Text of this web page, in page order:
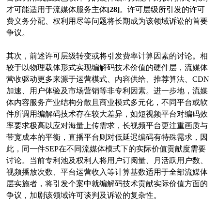
才可能适用于流媒体服务主体[28]。许可层级所引发的许可
费义务分配、权利用尽等问题将长期成为该领域诉讼的首要
争议。
其次，前述许可层级转变或将引发费率计算因素的讨论。相
较于以物理载体形式实现编解码技术价值的硬件层，流媒体
营收驱动更多来源于运营模式、内容供给、推荐算法、CDN
加速、用户体验及市场营销等非专利因素。进一步地，流媒
体内容服务产业结构分散且商业模式多元化，不同平台或软
件所调用编解码技术存在较大差异，如短视频平台对编码效
率要求极高以应对海量上传需求，长视频平台更注重画质与
带宽成本的平衡，直播平台则对低延迟编码有特殊需求，因
此，同一件SEP在不同流媒体模式下的实际价值贡献度需要
讨论。当前专利池及权利人将用户订阅量、月活跃用户数、
视频播放次数、平台运营收入等计算基数适用于全部流媒体
层实施者，将引发个案中就编解码技术贡献实际价值方面的
争议，加剧该领域许可谈判及诉讼的复杂性。